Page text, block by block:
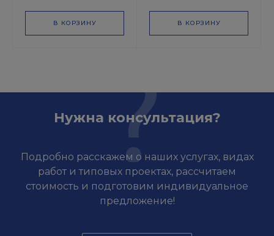
В КОРЗИНУ В КОРЗИНУ
Нужна консультация?
Подробно расскажем о наших услугах, видах
работ и типовых проектах, рассчитаем
стоимость и подготовим индивидуальное
предложение!